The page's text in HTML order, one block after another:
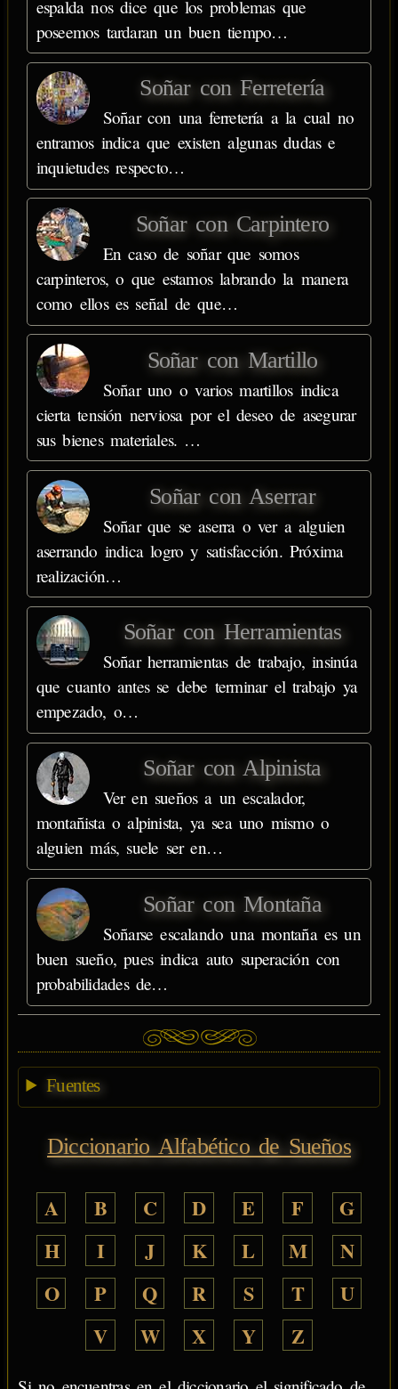
espalda nos dice que los problemas que
poseemos tardaran un buen tiempo…
Soñar con Ferretería
Soñar con una ferretería a la cual no
entramos indica que existen algunas dudas e
inquietudes respecto…
Soñar con Carpintero
En caso de soñar que somos
carpinteros, o que estamos labrando la manera
como ellos es señal de que…
Soñar con Martillo
Soñar uno o varios martillos indica
cierta tensión nerviosa por el deseo de asegurar
sus bienes materiales. …
Soñar con Aserrar
Soñar que se aserra o ver a alguien
aserrando indica logro y satisfacción. Próxima
realización…
Soñar con Herramientas
Soñar herramientas de trabajo, insinúa
que cuanto antes se debe terminar el trabajo ya
empezado, o…
Soñar con Alpinista
Ver en sueños a un escalador,
montañista o alpinista, ya sea uno mismo o
alguien más, suele ser en…
Soñar con Montaña
Soñarse escalando una montaña es un
buen sueño, pues indica auto superación con
probabilidades de…
Fuentes
Diccionario Alfabético de Sueños
A B C D E F
G
H
I J K L M
N
O
P Q R S T
U
V
W X Y Z